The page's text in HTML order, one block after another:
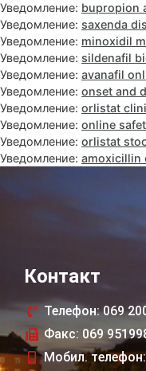
Уведомление: bupropion
Уведомление: saxenda
Уведомление: minoxidil
Уведомление: sildenafil
Уведомление: avanafil
Уведомление: onset and
Уведомление: orlistat
Уведомление: online
Уведомление: orlistat
Уведомление: amoxicillin
Контакт
Телефон: 069
Факс: 069
Мобил.